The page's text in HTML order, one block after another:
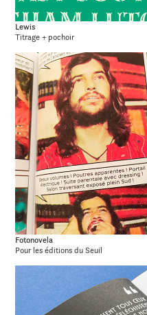
Lewis
Titrage + pochoir
Fotonovela
Pour les éditions du Seuil